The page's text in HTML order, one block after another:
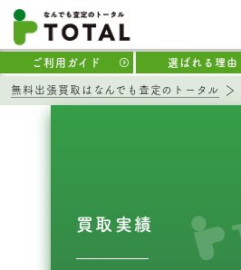
ご利用ガイド 選ばれる理由
無料出張買取はなんでも査定のトータル
買取実績